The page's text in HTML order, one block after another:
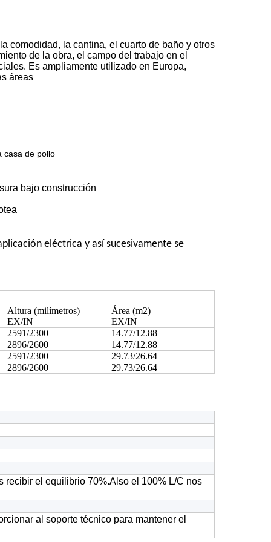
comodidad, la cantina, el cuarto de baño y otros
de la obra, el campo del trabajo en el
Es ampliamente utilizado en Europa,
áreas
casa de pollo
bajo construcción
eléctrica y así sucesivamente se
Altura (milímetros)
EX/IN
Área (m2)
EX/IN
2591/2300
14.77/12.88
2896/2600
14.77/12.88
2591/2300
29.73/26.64
2896/2600
29.73/26.64
el equilibrio 70%.Also el 100% L/C nos
al soporte técnico para mantener el